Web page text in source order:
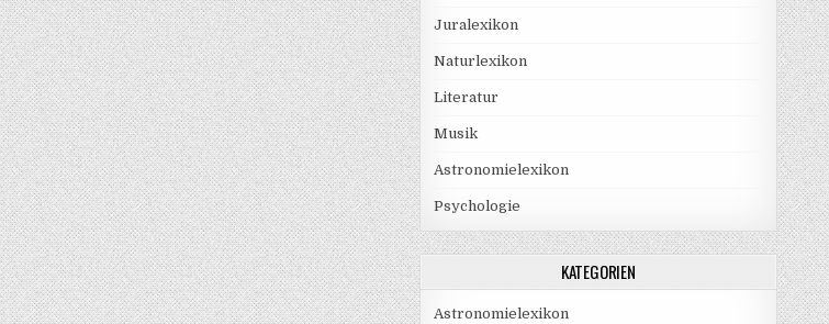
Juralexikon
Naturlexikon
Literatur
Musik
Astronomielexikon
Psychologie
KATEGORIEN
Astronomielexikon